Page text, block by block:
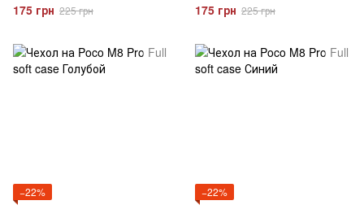
175 грн 225 грн 175 грн 225 грн
−22% −22%